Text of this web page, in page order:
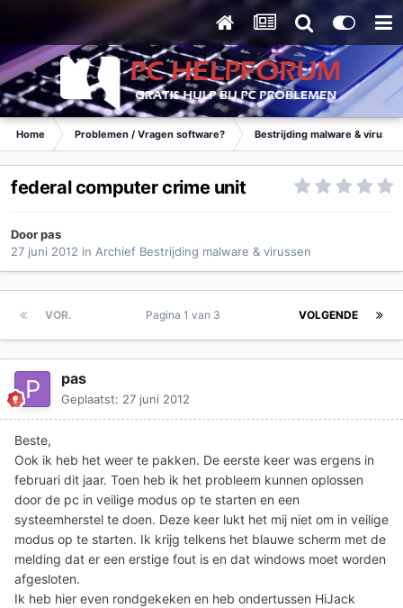
Home Problemen / Vragen software? Bestrijding malware &
federal computer crime unit
Doorpas
27 juni 2012 in Archief Bestrijding malware & virussen
VOR. VOLGENDE
Pagina 1 van 3
pas
Geplaatst: 27 juni 2012
Beste,
Ook ik heb het weer te pakken. De eerste keer was ergens in
februari dit jaar. Toen heb ik het probleem kunnen oplossen
door de pc in veilige modus op te starten en een
systeemherstel te doen. Deze keer lukt het mij niet om in veilige
modus op te starten. Ik krijg telkens het blauwe scherm met de
melding dat er een erstige fout is en dat windows moet worden
afgesloten.
Ik heb hier even rondgekeken en heb ondertussen HiJack